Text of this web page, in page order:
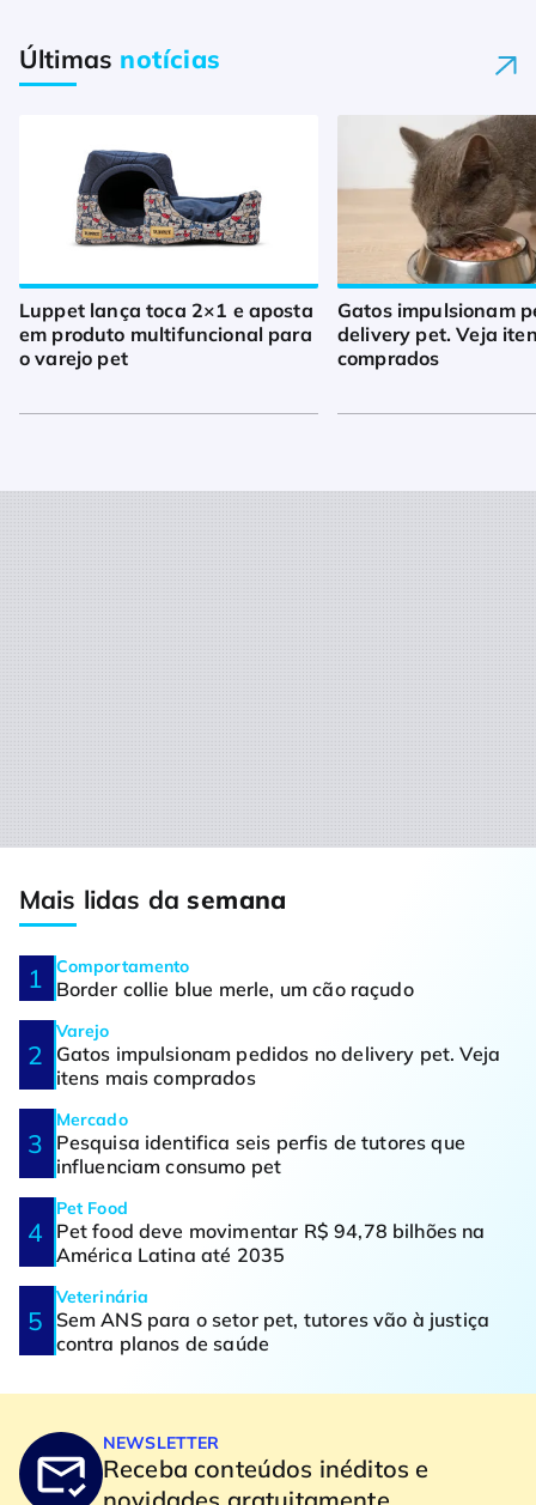
Últimas notícias
Luppet lança toca 2×1 e aposta
em produto multifuncional para
o varejo pet
Gatos impulsionam
delivery pet. Veja
comprados
Mais lidas dasemana
Comportamento
Border collie blue merle, um cão raçudo
Varejo
Gatos impulsionam pedidos no delivery pet. Veja
itens mais comprados
Mercado
Pesquisa identifica seis perfis de tutores que
influenciam consumo pet
Pet Food
Pet food deve movimentar R$ 94,78 bilhões na
América Latina até 2035
Veterinária
Sem ANS para o setor pet, tutores vão à justiça
contra planos de saúde
NEWSLETTER
Receba conteúdos inéditos e